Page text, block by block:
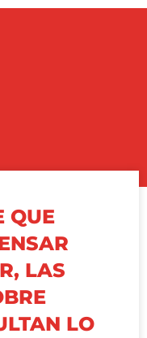
QUE
LAS
LO